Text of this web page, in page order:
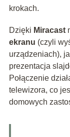
krokach.
Dzięki Miracast
ekranu (czyli
urządzeniach),
prezentacja
Połączenie
telewizora, co
domowych